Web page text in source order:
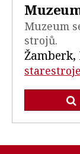
Muzeum
strojů.